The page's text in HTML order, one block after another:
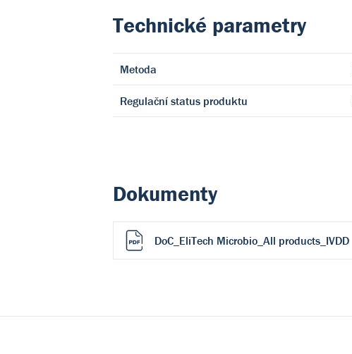
Technické parametry
Metoda
Regulační status produktu
Dokumenty
DoC_EliTech Microbio_All products_IVDD